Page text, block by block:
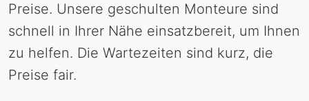
Preise. Unsere geschulten Monteure sind
schnell in Ihrer Nähe einsatzbereit, um Ihnen
zu helfen. Die Wartezeiten sind kurz, die
Preise fair.